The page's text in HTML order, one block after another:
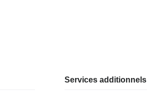
Services additionnels